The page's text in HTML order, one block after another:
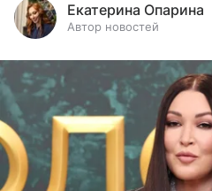
Екатерина Опарина
Автор новостей